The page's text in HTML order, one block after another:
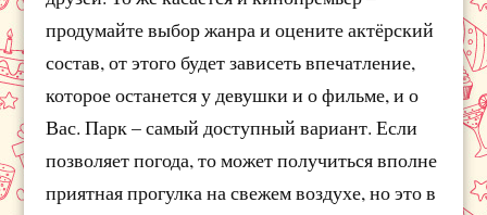
продумайте выбор жанра и оцените актёрский
состав, от этого будет зависеть впечатление,
которое останется у девушки и о фильме, и о
Вас. Парк – самый доступный вариант. Если
позволяет погода, то может получиться вполне
приятная прогулка на свежем воздухе, но это в